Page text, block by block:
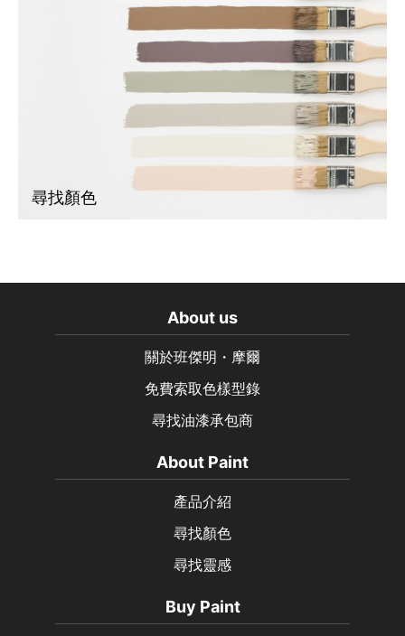
尋找顏色
About us
關於班傑明・摩爾
免費索取色樣型錄
尋找油漆承包商
About Paint
產品介紹
尋找顏色
尋找靈感
Buy Paint